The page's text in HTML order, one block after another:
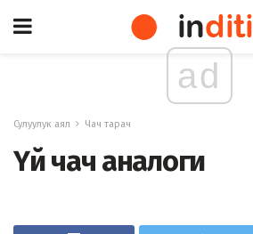
ad
Сулуулук аял Чач тарач
Үй чач аналоги